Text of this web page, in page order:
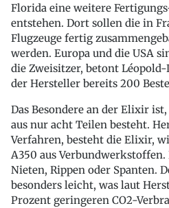
Florida eine weitere
entstehen. Dort sollen die in
Flugzeuge fertig
werden. Europa und die USA
die Zweisitzer, betont
der Hersteller bereits 200
Das Besondere an der Elixir
aus nur acht Teilen besteht.
Verfahren, besteht die Elixir,
A350 aus
Nieten, Rippen oder Spanten.
besonders leicht, was laut
Prozent geringeren CO2-